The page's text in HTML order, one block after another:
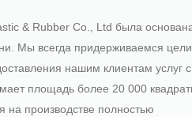
& Rubber Co., Ltd была
Мы всегда придерживаемся цели
нашим клиентам услуг с
площадь более 20 000
на производстве полностью